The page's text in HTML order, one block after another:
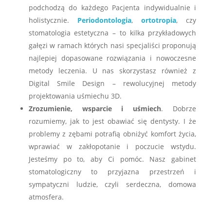
podchodzą do każdego Pacjenta indywidualnie i
holistycznie. Periodontologia,ortotropia, czy
stomatologia estetyczna – to kilka przykładowych
gałęzi w ramach których nasi specjaliści proponują
najlepiej dopasowane rozwiązania i nowoczesne
metody leczenia. U nas skorzystasz również z
Digital Smile Design – rewolucyjnej metody
projektowania uśmiechu 3D.
Zrozumienie, wsparcie i uśmiech. Dobrze
rozumiemy, jak to jest obawiać się dentysty. I że
problemy z zębami potrafią obniżyć komfort życia,
wprawiać w zakłopotanie i poczucie wstydu.
Jesteśmy po to, aby Ci pomóc. Nasz gabinet
stomatologiczny to przyjazna przestrzeń i
sympatyczni ludzie, czyli serdeczna, domowa
atmosfera.